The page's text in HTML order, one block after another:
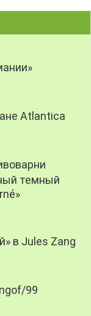
Atlantica
темный
в Jules Zang
99